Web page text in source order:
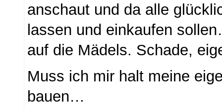
anschaut und da alle
lassen und einkaufen
auf die Mädels. Schade,
Muss ich mir halt meine
bauen…